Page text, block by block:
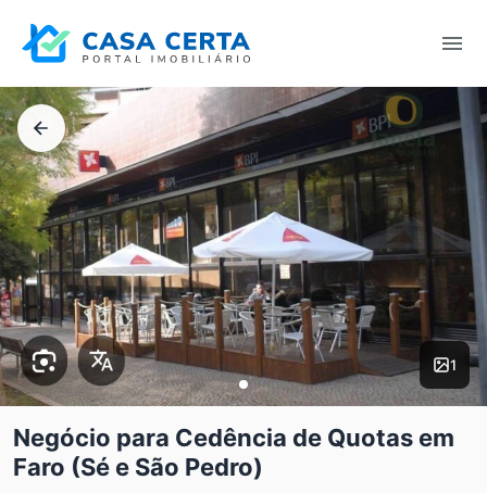
1
Negócio para Cedência de Quotas em
Faro (Sé e São Pedro)